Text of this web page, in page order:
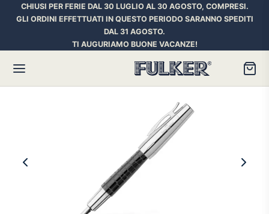
CHIUSI PER FERIE DAL 30 LUGLIO AL 30 AGOSTO, COMPRESI.
GLI ORDINI EFFETTUATI IN QUESTO PERIODO SARANNO SPEDITI
DAL 31 AGOSTO.
TI AUGURIAMO BUONE VACANZE!
SPACE PEN
PENNE
E INCHIOSTRI
Penne Stilografiche